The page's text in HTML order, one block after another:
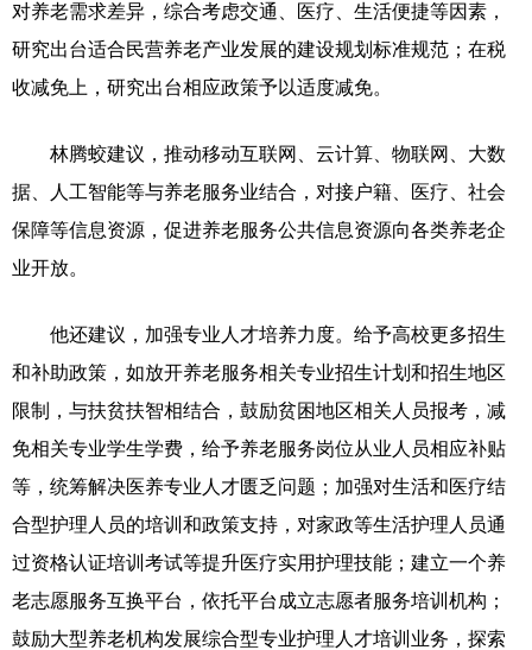
对养老需求差异，综合考虑交通、医疗、生活便捷等因素，
研究出台适合民营养老产业发展的建设规划标准规范；在税
收减免上，研究出台相应政策予以适度减免。
林腾蛟建议，推动移动互联网、云计算、物联网、大数
据、人工智能等与养老服务业结合，对接户籍、医疗、社会
保障等信息资源，促进养老服务公共信息资源向各类养老企
业开放。
他还建议，加强专业人才培养力度。给予高校更多招生
和补助政策，如放开养老服务相关专业招生计划和招生地区
限制，与扶贫扶智相结合，鼓励贫困地区相关人员报考，减
免相关专业学生学费，给予养老服务岗位从业人员相应补贴
等，统筹解决医养专业人才匮乏问题；加强对生活和医疗结
合型护理人员的培训和政策支持，对家政等生活护理人员通
过资格认证培训考试等提升医疗实用护理技能；建立一个养
老志愿服务互换平台，依托平台成立志愿者服务培训机构；
鼓励大型养老机构发展综合型专业护理人才培训业务，探索